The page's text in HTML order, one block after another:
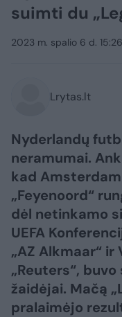
suimti du
2023 m. spalio 6 d. 15:26
Lrytas.lt
Nyderlandų
neramumai.
kad
„Feyenoord“
dėl netinkamo
UEFA
„AZ Alkmaar“ ir
„Reuters“,
žaidėjai. Mačą
pralaimėjo